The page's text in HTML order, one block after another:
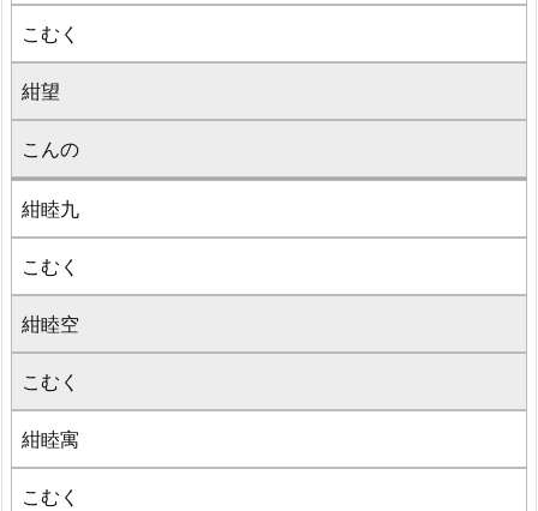
こむく
紺望
こんの
紺睦九
こむく
紺睦空
こむく
紺睦寓
こむく